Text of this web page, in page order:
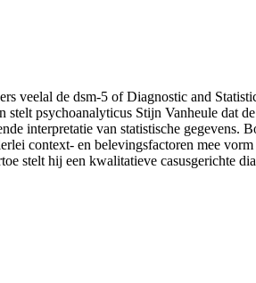
veelal de dsm-5 of Diagnostic and
psychoanalyticus Stijn Vanheule dat
interpretatie van statistische
context- en belevingsfactoren mee
stelt hij een kwalitatieve